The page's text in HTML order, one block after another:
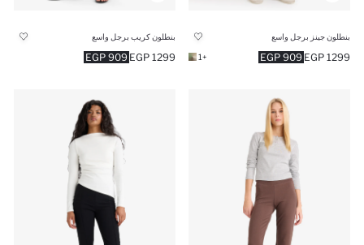
بنطلون جينز برجل واسع
909 EGP 1299 EGP
+1
بنطلون كريب برجل واسع
909 EGP 1299 EGP